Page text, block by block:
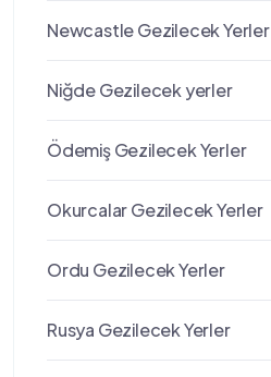
Newcastle Gezilecek Yerler
Niğde Gezilecek yerler
Ödemiş Gezilecek Yerler
Okurcalar Gezilecek Yerler
Ordu Gezilecek Yerler
Rusya Gezilecek Yerler